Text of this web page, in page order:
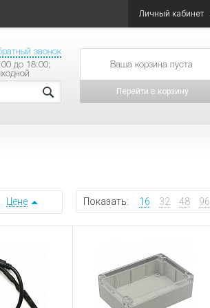
Личный кабинет
звонок
до 18:00;
товаров на сумму
Перейти в корзину
Показать: 16 32 48 96
Цене